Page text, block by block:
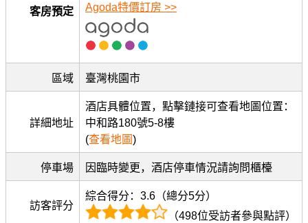
客房預定 Agoda特價訂房 >>
區域 臺灣桃園市
詳細地址
酒店具體位置，點擊鏈接可查看地圖位置：
中和路180號5-8樓
(查看地圖)
停車場 因臨時變更，酒店停車情況請詢問櫃檯
訪客評分
綜合得分：3.6（總分5分）
（498位受訪者參與點評）